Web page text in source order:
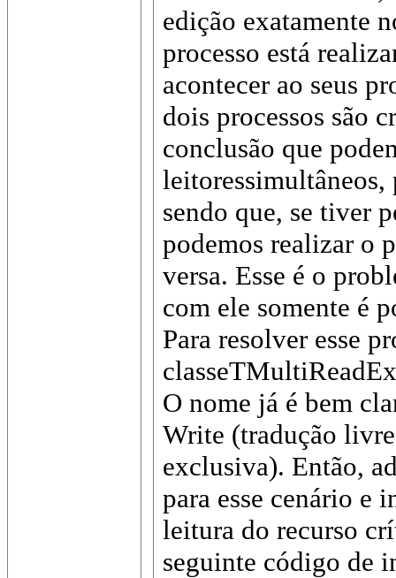
edição exatamente
processo está
acontecer ao seus
dois processos são
conclusão que
leitoressimultâneos,
sendo que, se tiver
podemos realizar o
versa. Esse é o
com ele somente é
Para resolver esse
O nome já é bem
Write (tradução
exclusiva). Então,
para esse cenário e
leitura do recurso
seguinte código de